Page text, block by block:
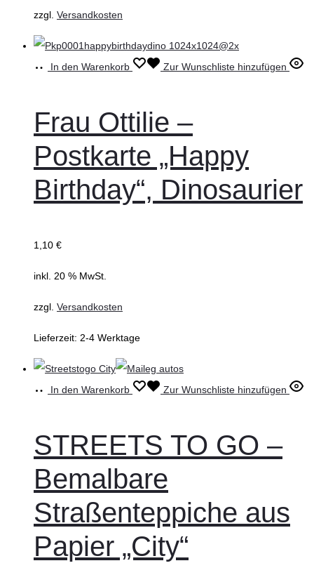
zzgl. Versandkosten
In den Warenkorb Zur Wunschliste hinzufügen
Frau Ottilie –
Postkarte „Happy
Birthday“, Dinosaurier
1,10 €
inkl. 20 % MwSt.
zzgl. Versandkosten
Lieferzeit: 2-4 Werktage
In den Warenkorb Zur Wunschliste hinzufügen
STREETS TO GO –
Bemalbare
Straßenteppiche aus
Papier „City“